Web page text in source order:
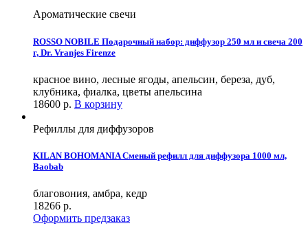
Ароматические свечи
ROSSO NOBILE Подарочный набор: диффузор 250 мл и свеча 200
г, Dr. Vranjes Firenze
красное вино, лесные ягоды, апельсин, береза, дуб,
клубника, фиалка, цветы апельсина
18600 р. В корзину
Рефиллы для диффузоров
KILAN BOHOMANIA Сменый рефилл для диффузора 1000 мл,
Baobab
благовония, амбра, кедр
18266 р.
Оформить предзаказ